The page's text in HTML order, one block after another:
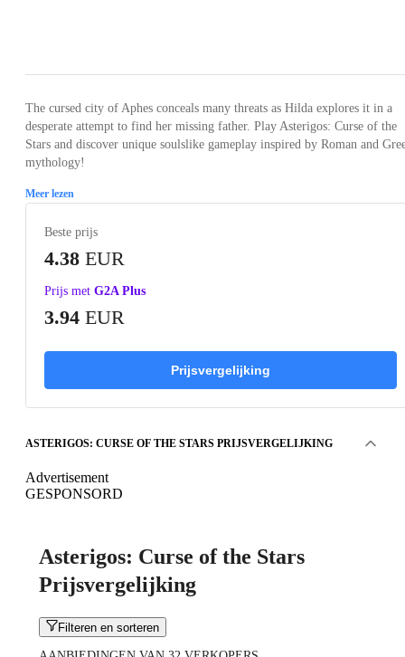
The cursed city of Aphes conceals many threats as Hilda explores it in a
desperate attempt to find her missing father. Play Asterigos: Curse of the
Stars and discover unique soulslike gameplay inspired by Roman and
mythology!
Meer lezen
Beste prijs
4.38 EUR
Prijs met G2A Plus
3.94 EUR
Prijsvergelijking
ASTERIGOS: CURSE OF THE STARS PRIJSVERGELIJKING
Advertisement
GESPONSORD
Asterigos: Curse of the Stars
Prijsvergelijking
Filteren en sorteren